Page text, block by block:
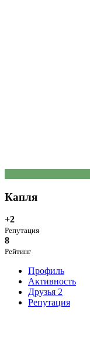
Капля
+2
Репутация
8
Рейтинг
Профиль
Активность
Друзья 2
Репутация